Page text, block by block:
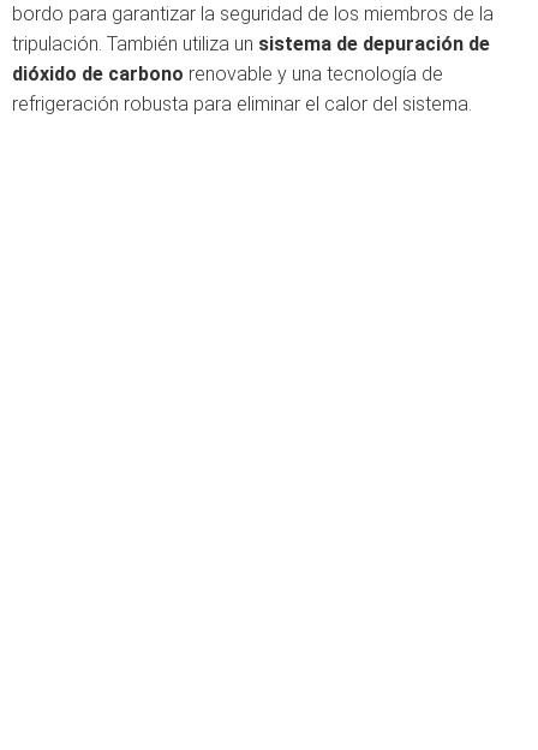
bordo para garantizar la seguridad de los miembros de la
tripulación. También utiliza un sistema de depuración de
dióxido de carbono renovable y una tecnología de
refrigeración robusta para eliminar el calor del sistema.